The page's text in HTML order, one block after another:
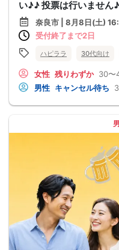
い♪♪ 投票は行いません
奈良市 | 8月8日(土)
受付終了まで2日
ハピララ 30代向け
女性 残りわずか 30〜
男性 キャンセル待ち